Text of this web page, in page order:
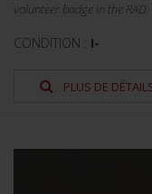
volunteer badge in the RAD.
CONDITION : I-
PLUS DE